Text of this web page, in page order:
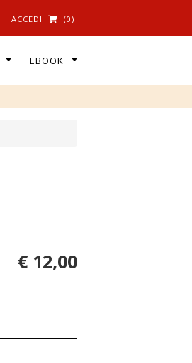
ACCEDI (0)
EBOOK
€ 12,00